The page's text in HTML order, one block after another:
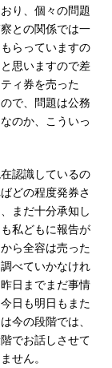
り、個々の問題
との関係では一
らっていますの
思いますので差
ィ券を売った
で、問題は公務
のか、こういっ
認識しているの
どの程度発券さ
まだ十分承知し
私どもに報告が
ら全容は売った
べていかなけれ
日までまだ事情
日も明日もまた
今の段階では、
でお話しさせて
せん。